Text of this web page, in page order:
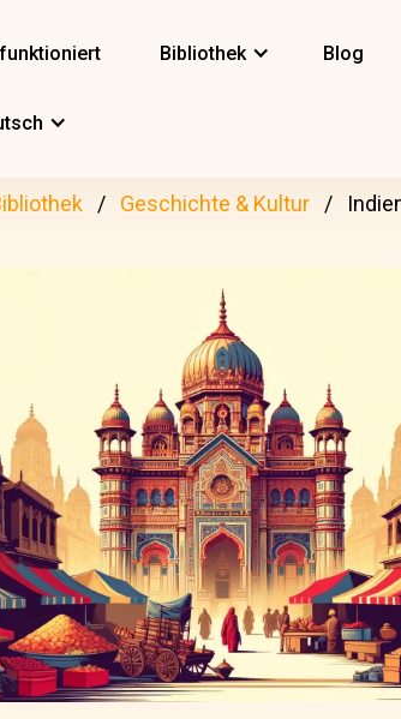
Bibliothek Blog
Geschichte & Kultur